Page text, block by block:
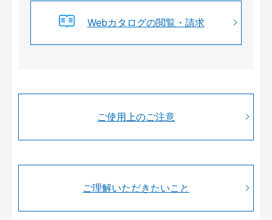
Webカタログの閲覧・請求
ご使用上のご注意
ご理解いただきたいこと